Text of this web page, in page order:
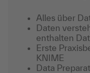
Alles über
Daten
enthalten
Erste
KNIME
Data